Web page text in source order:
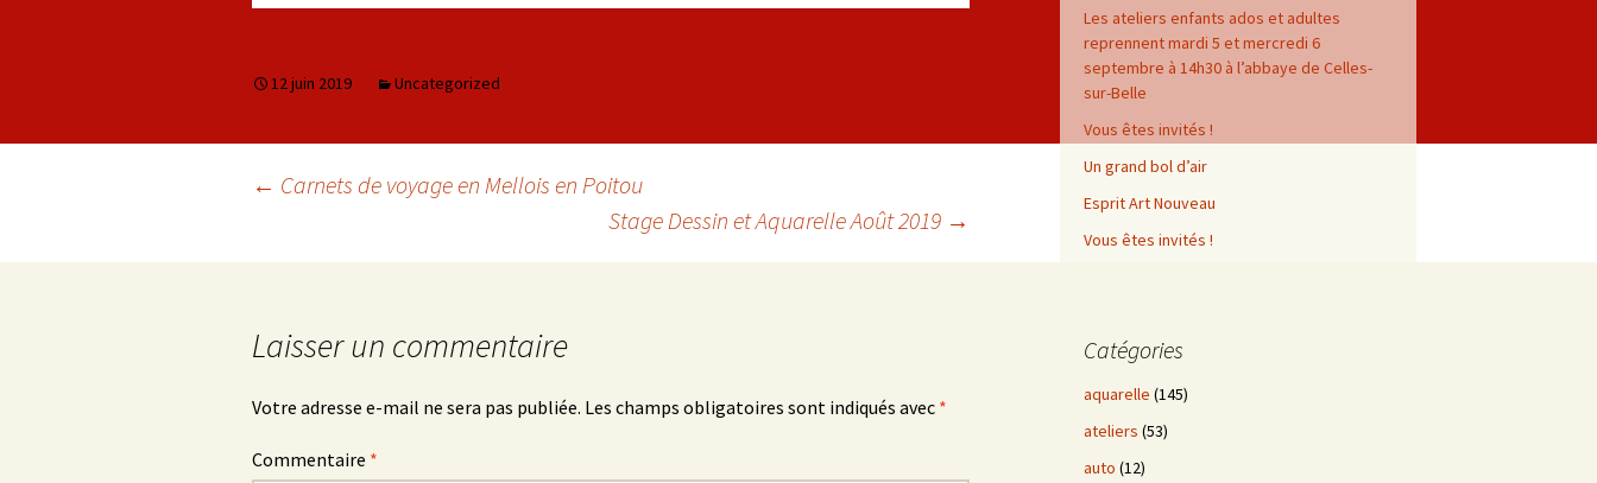
12 juin 2019 Uncategorized
Navigation des articles
← Carnets de voyage en Mellois en Poitou
Stage Dessin et Aquarelle Août 2019 →
Laisser un commentaire
Votre adresse e-mail ne sera pas publiée. Les champs obligatoires sont indiqués avec *
Commentaire *
Les ateliers enfants ados et adultes
reprennent mardi 5 et mercredi 6
septembre à 14h30 à l’abbaye de Celles-
sur-Belle
Vous êtes invités !
Un grand bol d’air
Esprit Art Nouveau
Vous êtes invités !
Catégories
aquarelle (145)
ateliers (53)
auto (12)